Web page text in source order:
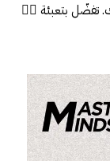
بتعبئة 👈🏼